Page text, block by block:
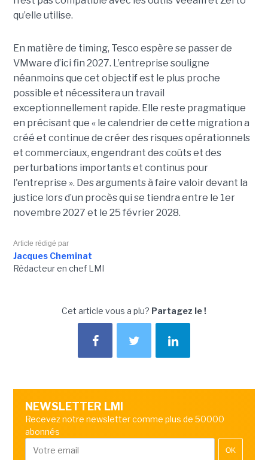
qu’elle utilise.
En matière de timing, Tesco espère se passer de
VMware d’ici fin 2027. L’entreprise souligne
néanmoins que cet objectif est le plus proche
possible et nécessitera un travail
exceptionnellement rapide. Elle reste pragmatique
en précisant que « le calendrier de cette migration a
créé et continue de créer des risques opérationnels
et commerciaux, engendrant des coûts et des
perturbations importants et continus pour
l'entreprise ». Des arguments à faire valoir devant la
justice lors d’un procès qui se tiendra entre le 1er
novembre 2027 et le 25 février 2028.
Article rédigé par
Jacques Cheminat
Rédacteur en chef LMI
Cet article vous a plu? Partagez le !
NEWSLETTER LMI
Recevez notre newsletter comme plus de 50000
abonnés
OK